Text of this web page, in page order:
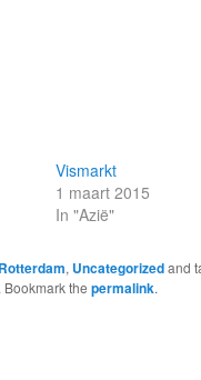
Vismarkt
1 maart 2015
In "Azië"
Rotterdam, Uncategorizedand
Bookmark the permalink.